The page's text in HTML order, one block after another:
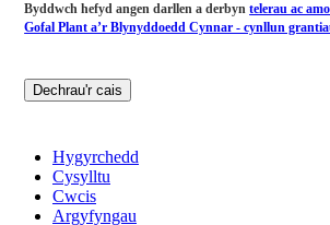
Byddwch hefyd angen darllen a derbyntelerau ac
Gofal Plant a’r Blynyddoedd Cynnar - cynllun
Dechrau'r cais
Hygyrchedd
Cysylltu
Cwcis
Argyfyngau